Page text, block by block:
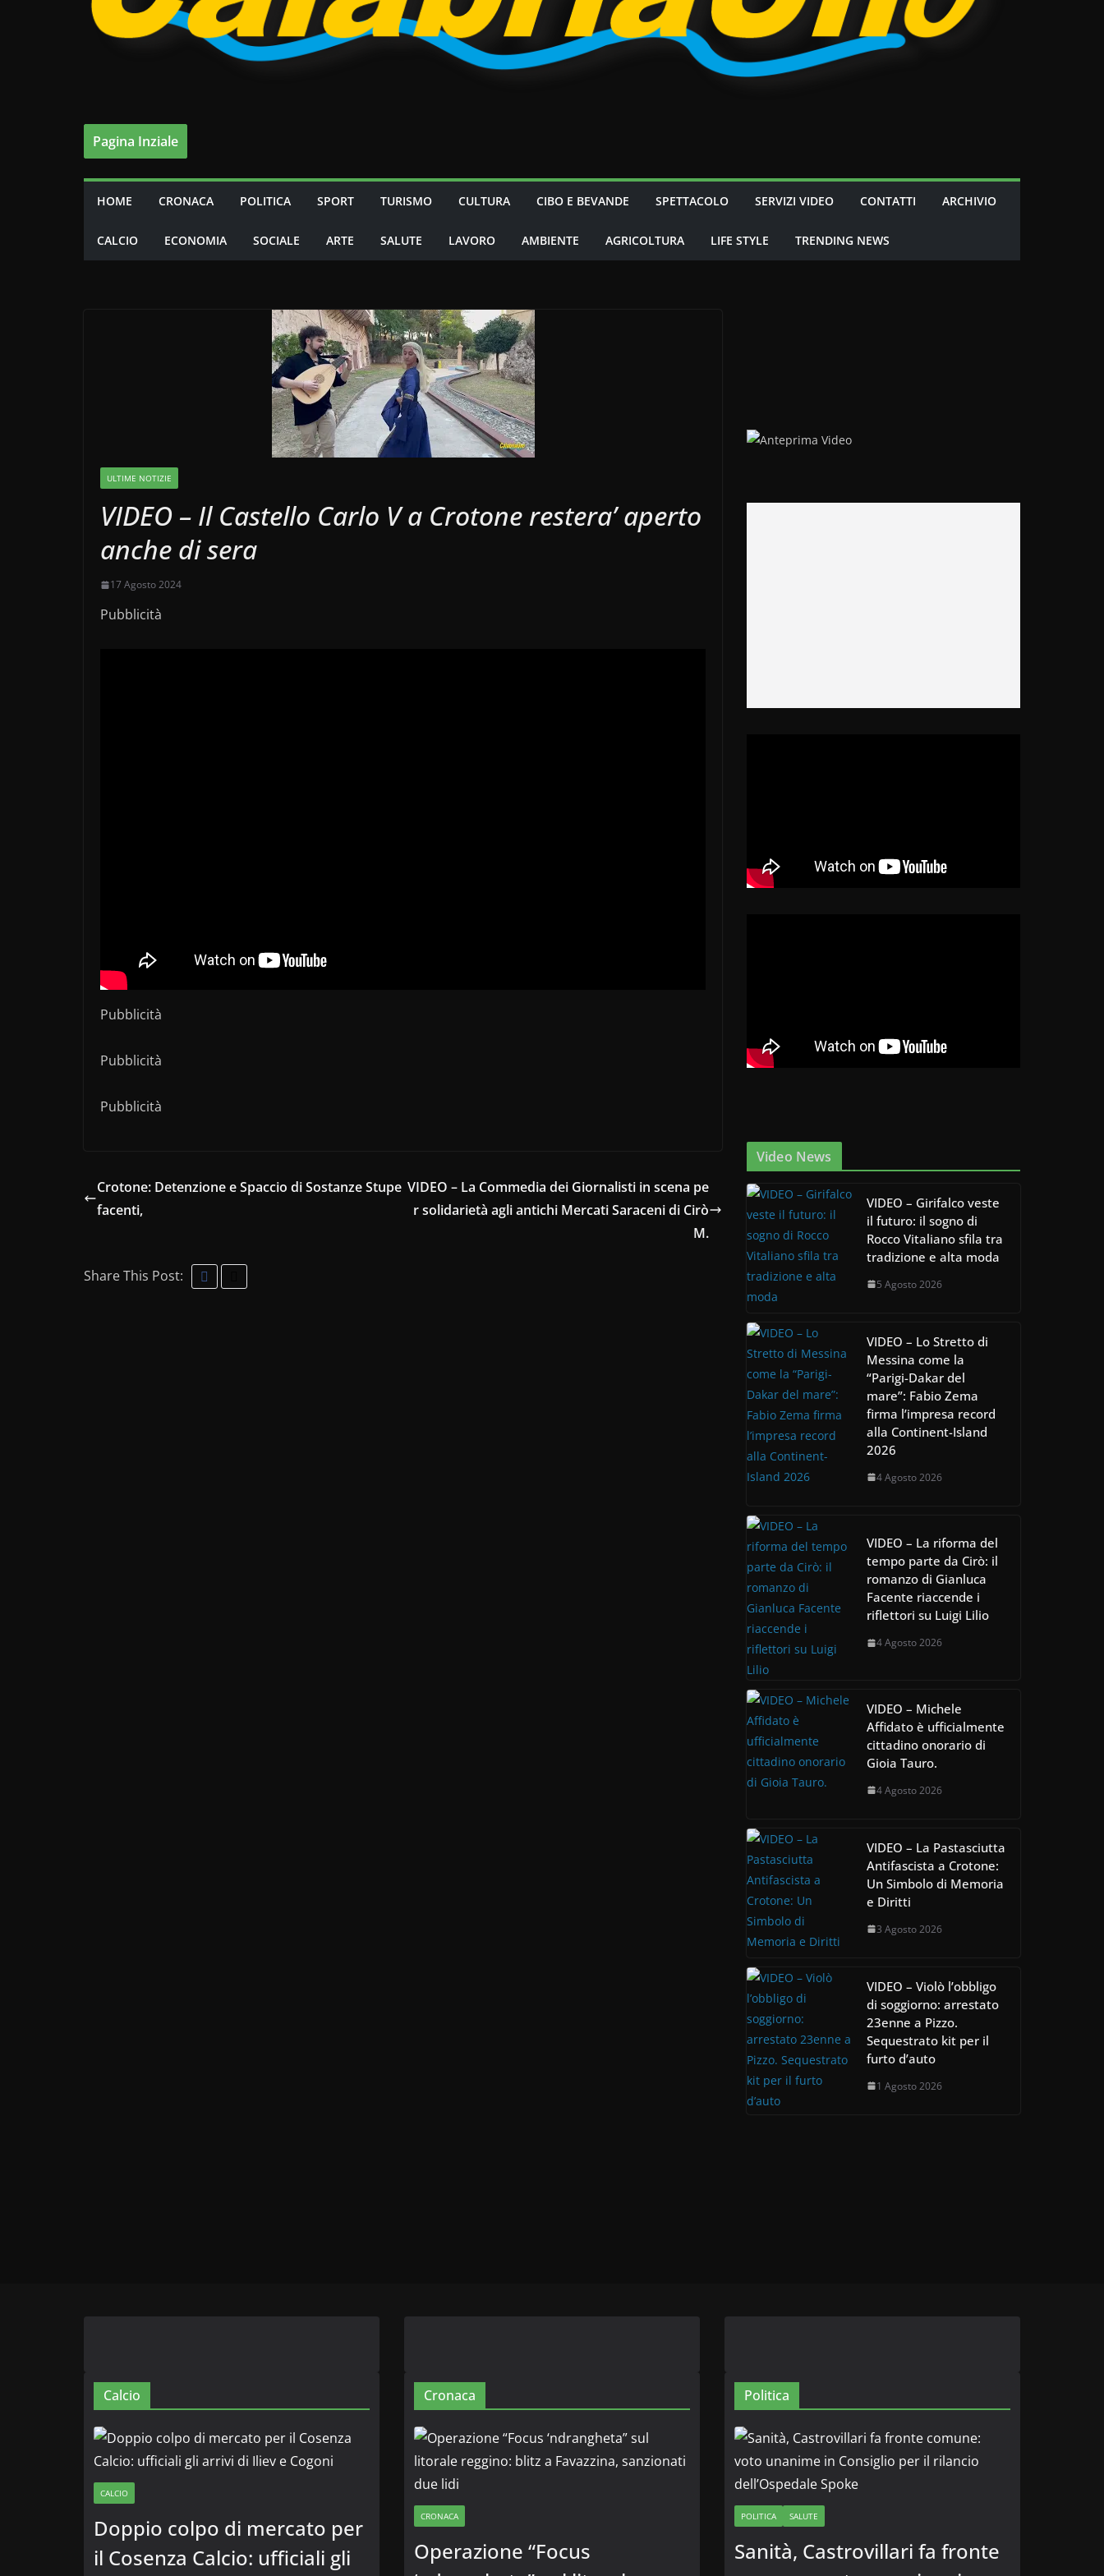
Pagina Inziale
HOME CRONACA POLITICA SPORT TURISMO CULTURA CIBO E BEVANDE SPETTACOLO SERVIZI VIDEO CONTATTI ARCHIVIO
CALCIO ECONOMIA SOCIALE ARTE SALUTE LAVORO AMBIENTE AGRICOLTURA LIFE STYLE TRENDING NEWS
ULTIME NOTIZIE
VIDEO – Il Castello Carlo V a Crotone restera’ aperto
anche di sera
17 Agosto 2024
Pubblicità
Pubblicità
Pubblicità
Pubblicità
Crotone: Detenzione e Spaccio di Sostanze Stupe
facenti,
VIDEO – La Commedia dei Giornalisti in scena pe
r solidarietà agli antichi Mercati Saraceni di Cirò
M.
Share This Post:
Video News
VIDEO – Girifalco veste
il futuro: il sogno di
Rocco Vitaliano sfila tra
tradizione e alta moda
5 Agosto 2026
VIDEO – Lo Stretto di
Messina come la
“Parigi-Dakar del
mare”: Fabio Zema
firma l’impresa record
alla Continent-Island
2026
4 Agosto 2026
VIDEO – La riforma del
tempo parte da Cirò: il
romanzo di Gianluca
Facente riaccende i
riflettori su Luigi Lilio
4 Agosto 2026
VIDEO – Michele
Affidato è ufficialmente
cittadino onorario di
Gioia Tauro.
4 Agosto 2026
VIDEO – La Pastasciutta
Antifascista a Crotone:
Un Simbolo di Memoria
e Diritti
3 Agosto 2026
VIDEO – Violò l’obbligo
di soggiorno: arrestato
23enne a Pizzo.
Sequestrato kit per il
furto d’auto
1 Agosto 2026
Calcio
CALCIO
Doppio colpo di mercato per
il Cosenza Calcio: ufficiali gli
Cronaca
CRONACA
Operazione “Focus
Politica
POLITICA SALUTE
Sanità, Castrovillari fa fronte